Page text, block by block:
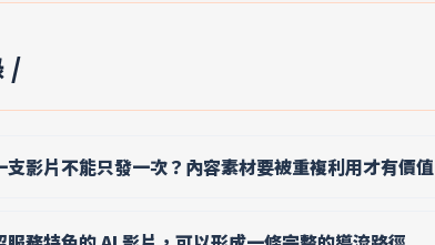
/
支影片不能只發一次？內容素材要被重複利用才有價值